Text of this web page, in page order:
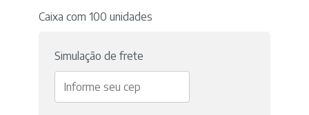
Caixa com 100 unidades
Simulação de frete